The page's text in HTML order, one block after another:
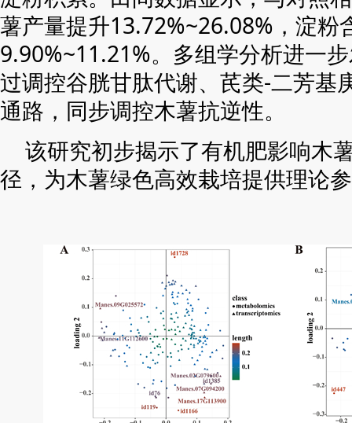
薯产量提升13.72%~26.08%，淀粉
9.90%~11.21%。多组学分析进一
过调控谷胱甘肽代谢、芪类-二芳基
通路，同步调控木薯抗逆性。
该研究初步揭示了有机肥影响木
径，为木薯绿色高效栽培提供理论